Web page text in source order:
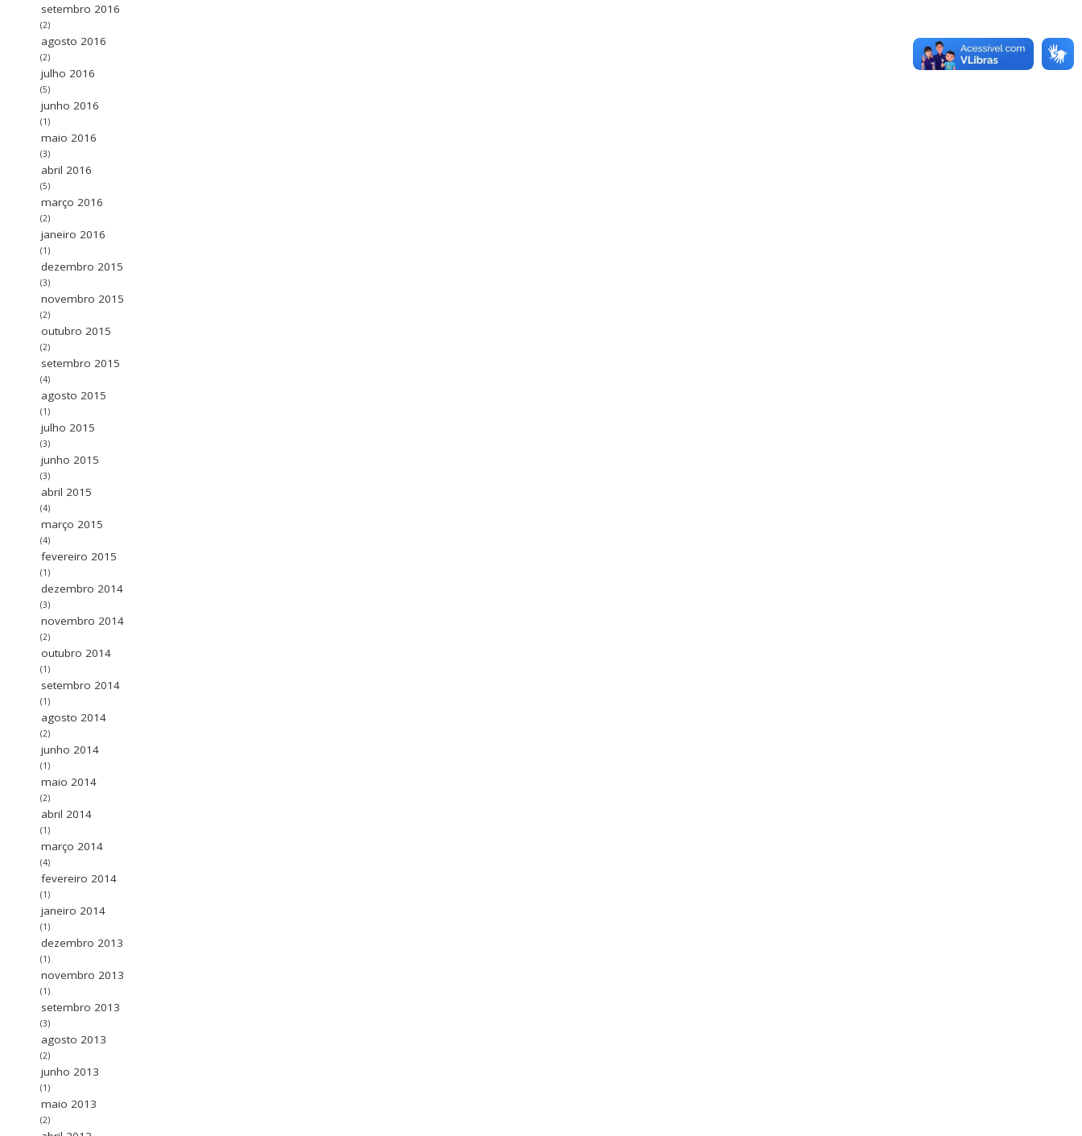
setembro 2016
(2)
agosto 2016
(2)
julho 2016
(5)
junho 2016
(1)
maio 2016
(3)
abril 2016
(5)
março 2016
(2)
janeiro 2016
(1)
dezembro 2015
(3)
novembro 2015
(2)
outubro 2015
(2)
setembro 2015
(4)
agosto 2015
(1)
julho 2015
(3)
junho 2015
(3)
abril 2015
(4)
março 2015
(4)
fevereiro 2015
(1)
dezembro 2014
(3)
novembro 2014
(2)
outubro 2014
(1)
setembro 2014
(1)
agosto 2014
(2)
junho 2014
(1)
maio 2014
(2)
abril 2014
(1)
março 2014
(4)
fevereiro 2014
(1)
janeiro 2014
(1)
dezembro 2013
(1)
novembro 2013
(1)
setembro 2013
(3)
agosto 2013
(2)
junho 2013
(1)
maio 2013
(2)